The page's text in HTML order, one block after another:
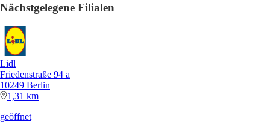
Nächstgelegene Filialen
Lidl
Friedenstraße 94 a
10249 Berlin
1,31 km
geöffnet